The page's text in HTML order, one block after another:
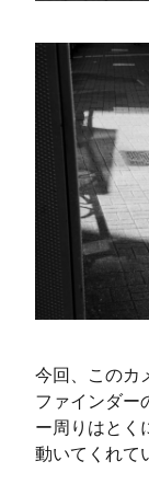
今回、このカ
ファインダー
ー周りはとく
動いてくれて